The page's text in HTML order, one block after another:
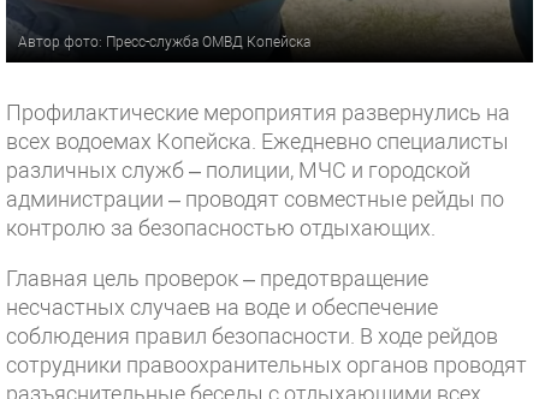
Автор фото: Пресс-служба ОМВД Копейска
Профилактические мероприятия развернулись на
всех водоемах Копейска. Ежедневно специалисты
различных служб – полиции, МЧС и городской
администрации – проводят совместные рейды по
контролю за безопасностью отдыхающих.
Главная цель проверок – предотвращение
несчастных случаев на воде и обеспечение
соблюдения правил безопасности. В ходе рейдов
сотрудники правоохранительных органов проводят
разъяснительные беседы с отдыхающими всех